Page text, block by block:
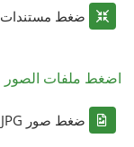
ضغط مستندات PDF
اضغط ملفات الصور
ضغط صور JPG